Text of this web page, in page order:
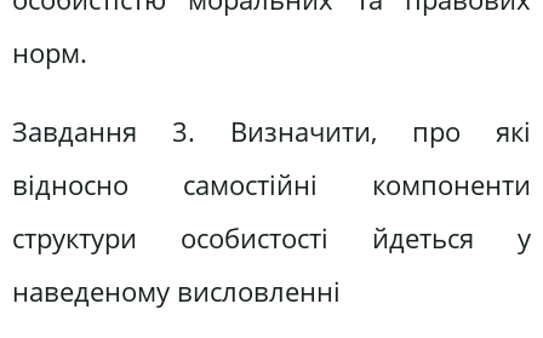
норм.
Завдання 3. Визначити, про які
відносно самостійні компоненти
структури особистості йдеться у
наведеному висловленні